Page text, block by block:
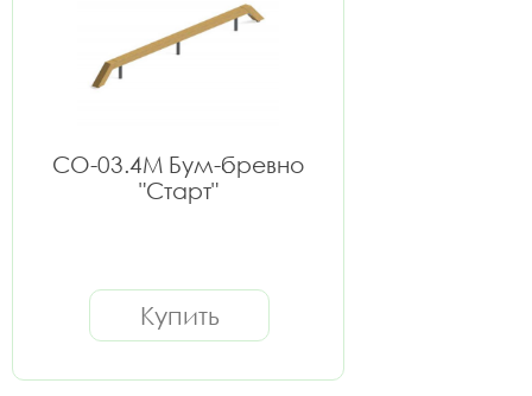
СО-03.4М Бум-бревно
"Старт"
Купить